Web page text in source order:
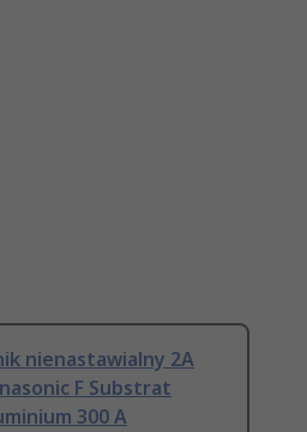
nienastawialny 2A
F Substrat
300 A